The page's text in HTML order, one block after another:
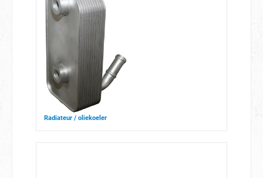
Radiateur / oliekoeler